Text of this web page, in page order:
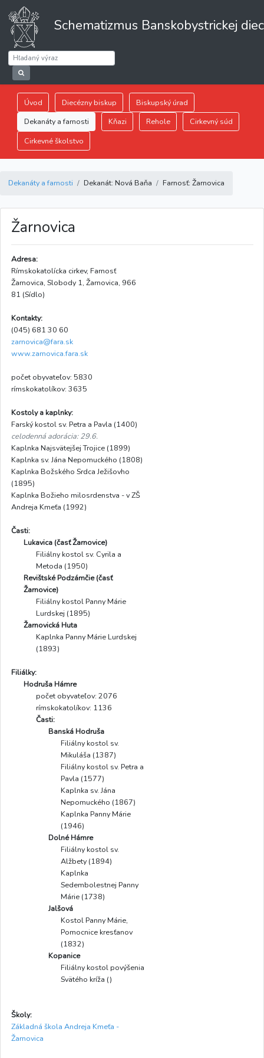
Schematizmus Banskobystrickej
Úvod Diecézny biskup
Biskupský úrad
Dekanáty a farnosti
Kňazi Rehole
Cirkevný súd
Cirkevné školstvo
Dekanáty a farnosti Dekanát: Nová Baňa Farnosť: Žarnovica
Žarnovica
Adresa:
Rímskokatolícka cirkev, Farnosť
Žarnovica, Slobody 1, Žarnovica, 966
81 (Sídlo)
Kontakty:
(045) 681 30 60
zarnovica@fara.sk
www.zarnovica.fara.sk
počet obyvateľov: 5830
rímskokatolíkov: 3635
Kostoly a kaplnky:
Farský kostol sv. Petra a Pavla (1400)
celodenná adorácia: 29.6.
Kaplnka Najsvätejšej Trojice (1899)
Kaplnka sv. Jána Nepomuckého (1808)
Kaplnka Božského Srdca Ježišovho
(1895)
Kaplnka Božieho milosrdenstva - v ZŠ
Andreja Kmeťa (1992)
Časti:
Lukavica (časť Žarnovice)
Filiálny kostol sv. Cyrila a
Metoda (1950)
Revištské Podzámčie (časť
Žarnovice)
Filiálny kostol Panny Márie
Lurdskej (1895)
Žarnovická Huta
Kaplnka Panny Márie Lurdskej
(1893)
Filiálky:
Hodruša Hámre
počet obyvateľov: 2076
rímskokatolíkov: 1136
Časti:
Banská Hodruša
Filiálny kostol sv.
Mikuláša (1387)
Filiálny kostol sv. Petra a
Pavla (1577)
Kaplnka sv. Jána
Nepomuckého (1867)
Kaplnka Panny Márie
(1946)
Dolné Hámre
Filiálny kostol sv.
Alžbety (1894)
Kaplnka
Sedembolestnej Panny
Márie (1738)
Jalšová
Kostol Panny Márie,
Pomocnice kresťanov
(1832)
Kopanice
Filiálny kostol povýšenia
Svätého kríža ()
Školy:
Základná škola Andreja Kmeťa -
Žarnovica